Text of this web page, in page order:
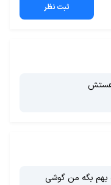
ثبت نظر
هستش
بگه من گوشی